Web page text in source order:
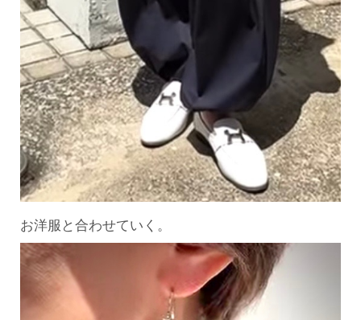
お洋服と合わせていく。